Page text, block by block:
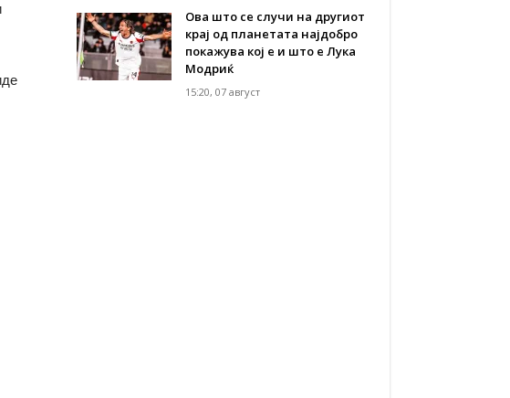
Ова што се случи на другиот
крај од планетата најдобро
покажува кој е и што е Лука
Модриќ
15:20, 07 август